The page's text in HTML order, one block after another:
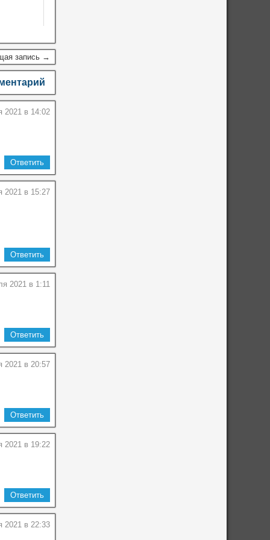
запись →
2021 в 14:02
Ответить
2021 в 15:27
Ответить
2021 в 1:11
Ответить
2021 в 20:57
Ответить
2021 в 19:22
Ответить
2021 в 22:33